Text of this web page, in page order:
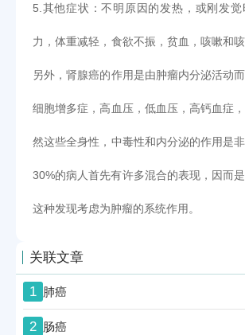
5.其他症状：不明原因的发热，或刚发觉
力，体重减轻，食欲不振，贫血，咳嗽和
另外，肾腺癌的作用是由肿瘤内分泌活动
细胞增多症，高血压，低血压，高钙血症
然这些全身性，中毒性和内分泌的作用是
30%的病人首先有许多混合的表现，因而
这种发现考虑为肿瘤的系统作用。
关联文章
1 肺癌
2 肠癌